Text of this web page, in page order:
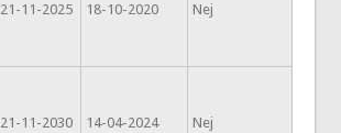
21-11-2025 18-10-2020 Nej
21-11-2030 14-04-2024 Nej